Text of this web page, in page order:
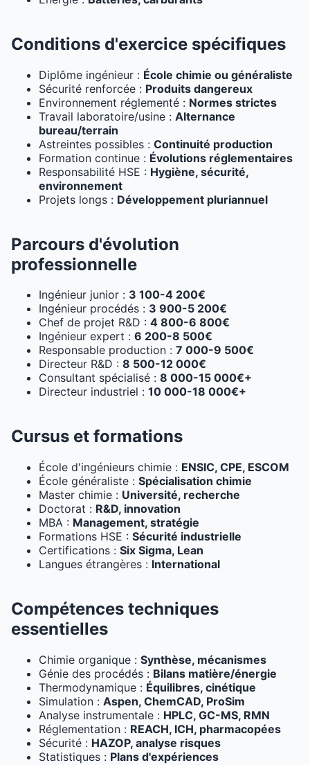
Conditions d'exercice spécifiques
Diplôme ingénieur : École chimie ou généraliste
Sécurité renforcée : Produits dangereux
Environnement réglementé : Normes strictes
Travail laboratoire/usine : Alternance
bureau/terrain
Astreintes possibles : Continuité production
Formation continue : Évolutions réglementaires
Responsabilité HSE : Hygiène, sécurité,
environnement
Projets longs : Développement pluriannuel
Parcours d'évolution
professionnelle
Ingénieur junior : 3 100-4 200€
Ingénieur procédés : 3 900-5 200€
Chef de projet R&D : 4 800-6 800€
Ingénieur expert : 6 200-8 500€
Responsable production : 7 000-9 500€
Directeur R&D : 8 500-12 000€
Consultant spécialisé : 8 000-15 000€+
Directeur industriel : 10 000-18 000€+
Cursus et formations
École d'ingénieurs chimie : ENSIC, CPE, ESCOM
École généraliste : Spécialisation chimie
Master chimie : Université, recherche
Doctorat : R&D, innovation
MBA : Management, stratégie
Formations HSE : Sécurité industrielle
Certifications : Six Sigma, Lean
Langues étrangères : International
Compétences techniques
essentielles
Chimie organique : Synthèse, mécanismes
Génie des procédés : Bilans matière/énergie
Thermodynamique : Équilibres, cinétique
Simulation : Aspen, ChemCAD, ProSim
Analyse instrumentale : HPLC, GC-MS, RMN
Réglementation : REACH, ICH, pharmacopées
Sécurité : HAZOP, analyse risques
Statistiques : Plans d'expériences